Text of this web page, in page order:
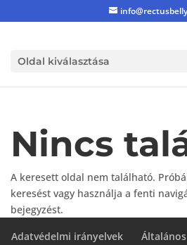
Oldal kiválasztása
Nincs
A keresett oldal nem található.
keresést vagy használja a fenti
bejegyzést.
Adatvédelmi irányelvek